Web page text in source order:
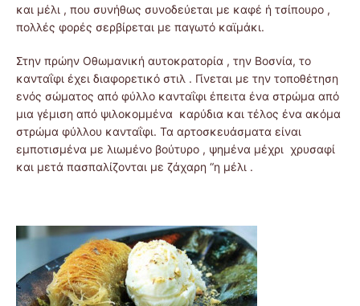
και μέλι , που συνήθως συνοδεύεται με καφέ ή τσίπουρο ,
πολλές φορές σερβίρεται με παγωτό καϊμάκι.
Στην πρώην Οθωμανική αυτοκρατορία , την Βοσνία, το
κανταΐφι έχει διαφορετικό στιλ . Γίνεται με την τοποθέτηση
ενός σώματος από φύλλο κανταΐφι έπειτα ένα στρώμα από
μια γέμιση από ψιλοκομμένα καρύδια και τέλος ένα ακόμα
στρώμα φύλλου κανταΐφι. Τα αρτοσκευάσματα είναι
εμποτισμένα με λιωμένο βούτυρο , ψημένα μέχρι χρυσαφί
και μετά πασπαλίζονται με ζάχαρη “η μέλι .